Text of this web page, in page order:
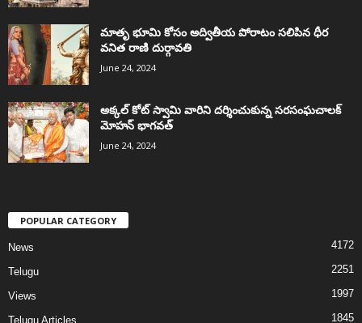
మాతృ భూమి కోసం అద్వితీయ పోరాటం సలిపిన ధీర
వనిత రాణి దుర్గావతి
June 24, 2024
అక్కల్‌ కోట్‌ స్వామి వారిని దర్శించుకున్న సరసంఘచాలక్
మోహన్ భాగవత్
June 24, 2024
POPULAR CATEGORY
News 4172
Telugu 2251
Views 1997
Telugu Articles 1845